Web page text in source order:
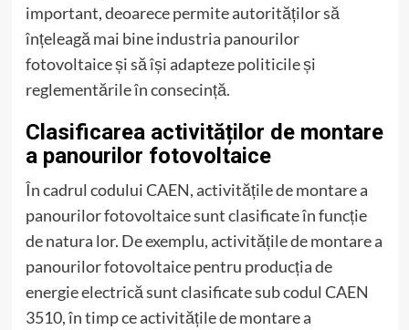
important, deoarece permite autorităților să
înțeleagă mai bine industria panourilor
fotovoltaice și să își adapteze politicile și
reglementările în consecință.
Clasificarea activităților de montare
a panourilor fotovoltaice
În cadrul codului CAEN, activitățile de montare a
panourilor fotovoltaice sunt clasificate în funcție
de natura lor. De exemplu, activitățile de montare a
panourilor fotovoltaice pentru producția de
energie electrică sunt clasificate sub codul CAEN
3510, în timp ce activitățile de montare a